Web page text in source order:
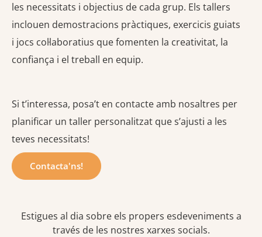
les necessitats i objectius de cada grup. Els tallers
inclouen demostracions pràctiques, exercicis guiats
i jocs col·laboratius que fomenten la creativitat, la
confiança i el treball en equip.
Si t’interessa, posa’t en contacte amb nosaltres per
planificar un taller personalitzat que s’ajusti a les
teves necessitats!
Contacta'ns!
Estigues al dia sobre els propers esdeveniments a
través de les nostres xarxes socials.